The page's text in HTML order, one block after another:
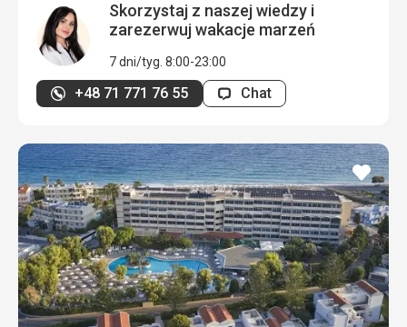
Skorzystaj z naszej wiedzy i
zarezerwuj wakacje marzeń
7 dni/tyg. 8:00-23:00
+48 71 771 76 55 Chat
dodaj
do